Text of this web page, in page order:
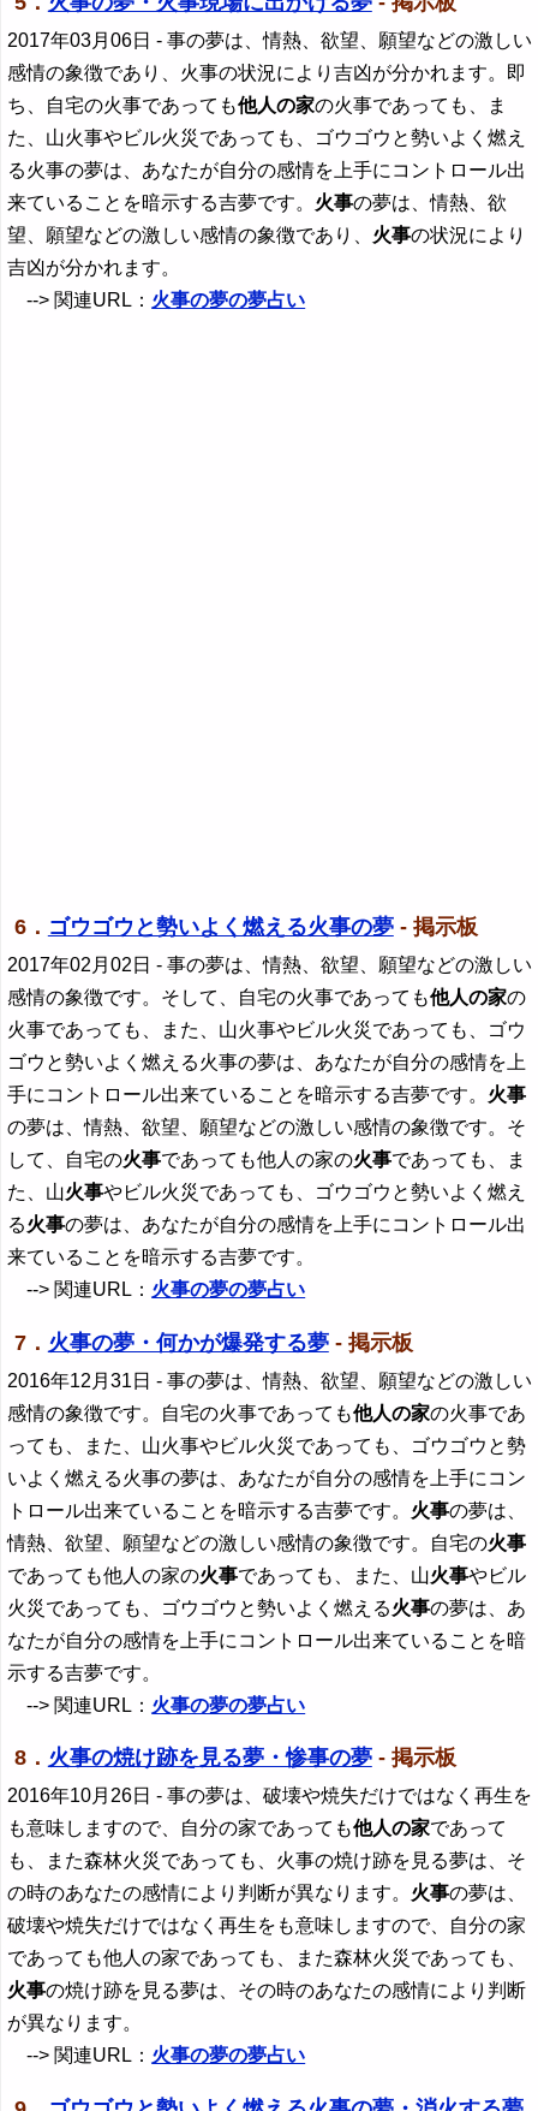
2017年03月06日 - 事の夢は、情熱、欲望、願望などの激しい
感情の象徴であり、火事の状況により吉凶が分かれます。即
ち、自宅の火事であっても他人の家の火事であっても、ま
た、山火事やビル火災であっても、ゴウゴウと勢いよく燃え
る火事の夢は、あなたが自分の感情を上手にコントロール出
来ていることを暗示する吉夢です。 火事の夢は、情熱、欲
望、願望などの激しい感情の象徴であり、 火事の状況により
吉凶が分かれます。
--> 関連URL： 火事の夢の夢占い
6． ゴウゴウと勢いよく燃える火事の夢- 掲示板
2017年02月02日 - 事の夢は、情熱、欲望、願望などの激しい
感情の象徴です。そして、自宅の火事であっても他人の家の
火事であっても、また、山火事やビル火災であっても、ゴウ
ゴウと勢いよく燃える火事の夢は、あなたが自分の感情を上
手にコントロール出来ていることを暗示する吉夢です。 火事
の夢は、情熱、欲望、願望などの激しい感情の象徴です。そ
して、自宅の火事であっても他人の家の火事であっても、ま
た、山火事やビル火災であっても、ゴウゴウと勢いよく燃え
る火事の夢は、あなたが自分の感情を上手にコントロール出
来ていることを暗示する吉夢です。
--> 関連URL： 火事の夢の夢占い
7． 火事の夢・何かが爆発する夢- 掲示板
2016年12月31日 - 事の夢は、情熱、欲望、願望などの激しい
感情の象徴です。自宅の火事であっても他人の家の火事であ
っても、また、山火事やビル火災であっても、ゴウゴウと勢
いよく燃える火事の夢は、あなたが自分の感情を上手にコン
トロール出来ていることを暗示する吉夢です。 火事の夢は、
情熱、欲望、願望などの激しい感情の象徴です。自宅の火事
であっても他人の家の火事であっても、また、山火事やビル
火災であっても、ゴウゴウと勢いよく燃える火事の夢は、あ
なたが自分の感情を上手にコントロール出来ていることを暗
示する吉夢です。
--> 関連URL： 火事の夢の夢占い
8． 火事の焼け跡を見る夢・惨事の夢- 掲示板
2016年10月26日 - 事の夢は、破壊や焼失だけではなく再生を
も意味しますので、自分の家であっても他人の家であって
も、また森林火災であっても、火事の焼け跡を見る夢は、そ
の時のあなたの感情により判断が異なります。 火事の夢は、
破壊や焼失だけではなく再生をも意味しますので、自分の家
であっても他人の家であっても、また森林火災であっても、
火事の焼け跡を見る夢は、その時のあなたの感情により判断
が異なります。
--> 関連URL： 火事の夢の夢占い